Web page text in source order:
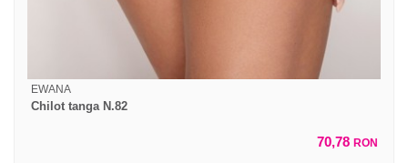
EWANA
Chilot tanga N.82
70,78 RON